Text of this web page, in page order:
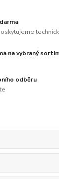
na vybraný
odběru